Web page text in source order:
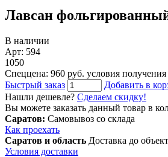
Лавсан
В наличии
Арт: 594
1050
Спеццена: 960 руб. условия
Быстрый заказ
Добавить в
Нашли дешевле? Сделаем скидку!
Вы можете заказать данный товар в
Саратов: Самовывоз со склада
Как проехать
Саратов и область Доставка до
Условия доставки